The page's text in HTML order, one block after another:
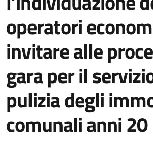
operatori
invitare alle
gara per il
pulizia degli
comunali anni 20